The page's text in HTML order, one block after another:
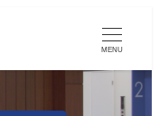
MENU